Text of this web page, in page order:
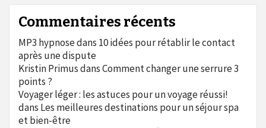
Commentaires récents
MP3 hypnosedans 10 idées pour rétablir le contact
après une dispute
Kristin PrimusdansComment changer une serrure 3
points ?
Voyager léger : les astuces pour un voyage réussi!
dans Les meilleures destinations pour un séjour spa
et bien-être